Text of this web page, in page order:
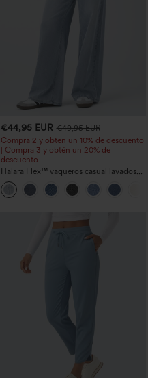
+15
€44,95 EUR €49,95 EUR
Compra 2 y obtén un 10% de descuento
| Compra 3 y obtén un 20% de
descuento
Halara Flex™ vaqueros casual lavados
asimétricos de tiro bajo con bolsillos
con cremallera, corte baggy y pierna
ancha